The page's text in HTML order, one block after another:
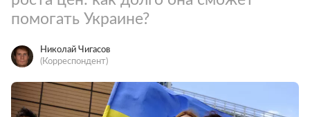
помогать Украине?
Николай Чигасов
(Корреспондент)